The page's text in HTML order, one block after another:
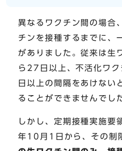
異なるワクチン間の場合
チンを接種するまでに、
がありました。従来は生
ら27日以上、不活化ワ
日以上の間隔をあけない
ることができませんでし
しかし、定期接種実施要
年10月1日から、その制